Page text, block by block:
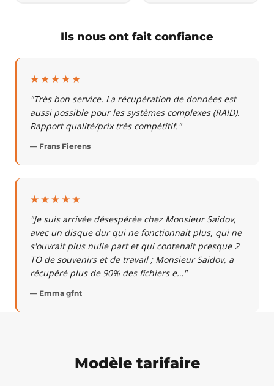
Ils nous ont fait confiance
★★★★★
"Très bon service. La récupération de données est
aussi possible pour les systèmes complexes (RAID).
Rapport qualité/prix très compétitif."
— Frans Fierens
★★★★★
"Je suis arrivée désespérée chez Monsieur Saidov,
avec un disque dur qui ne fonctionnait plus, qui ne
s'ouvrait plus nulle part et qui contenait presque 2
TO de souvenirs et de travail ; Monsieur Saidov, a
récupéré plus de 90% des fichiers e…"
— Emma gfnt
Modèle tarifaire